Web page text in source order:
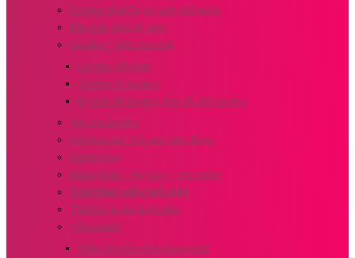
Combo thiết bị vệ sinh tiết kiệm
Bồn cầu, bệt vệ sinh
Lavabo – Bồn rửa mặt
Lavabo đặt bàn
Combo tủ lavabo
Bộ bàn đá lavabo, bàn đá đặt lavabo
Vòi rửa lavabo
Vòi hoa sen, Vòi sen tắm đứng
Gương soi
Máng khăn – kệ góc – Vòi toilet
THƯƠNG HIỆU NỔI BẬT
Thiết bị & phụ kiện Bếp
–Eurogold
Chậu vòi rửa chén Eurogold